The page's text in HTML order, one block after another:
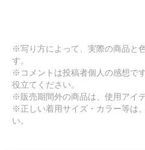
※写り方によって、実際の商品と
す。
※コメントは投稿者個人の感想で
役立てください。
※販売期間外の商品は、使用アイ
※正しい着用サイズ・カラー等は
い。